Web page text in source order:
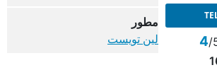
4/
مطور
لين تويست